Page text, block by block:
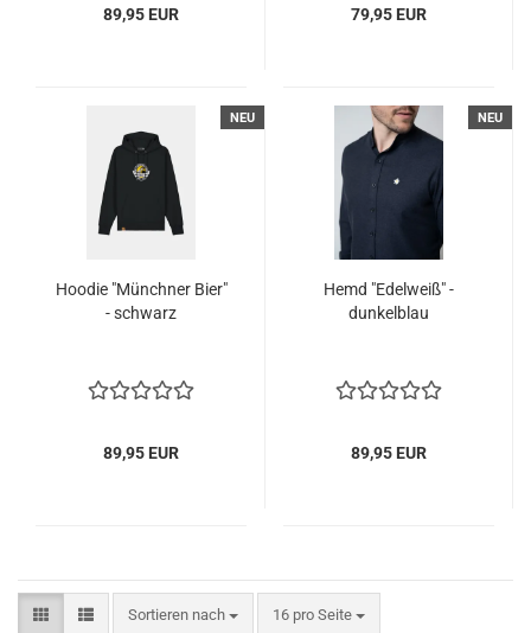
89,95 EUR 79,95 EUR
NEU
Hoodie "Münchner Bier"
- schwarz
89,95 EUR
NEU
Hemd "Edelweiß" -
dunkelblau
89,95 EUR
Sortieren nach
Sortieren nach 16 pro Seite
pro Seite